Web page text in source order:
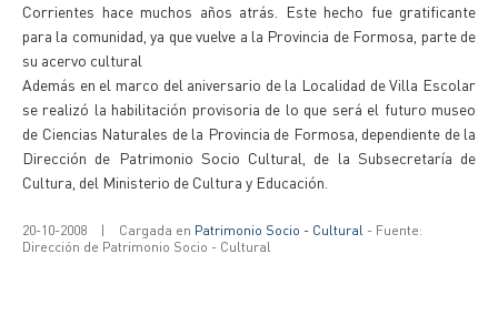
Corrientes hace muchos años atrás. Este hecho fue gratificante
para la comunidad, ya que vuelve a la Provincia de Formosa, parte de
su acervo cultural
Además en el marco del aniversario de la Localidad de Villa Escolar
se realizó la habilitación provisoria de lo que será el futuro museo
de Ciencias Naturales de la Provincia de Formosa, dependiente de la
Dirección de Patrimonio Socio Cultural, de la Subsecretaría de
Cultura, del Ministerio de Cultura y Educación.
20-10-2008 | Cargada en Patrimonio Socio - Cultural - Fuente:
Dirección de Patrimonio Socio - Cultural